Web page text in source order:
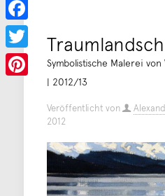
Symbolistische Malerei von
| 2012/13
Veröffentlicht von
2012
Facebook
Twitter